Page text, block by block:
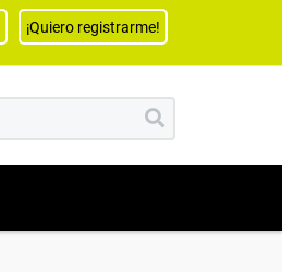
¡Quiero registrarme!